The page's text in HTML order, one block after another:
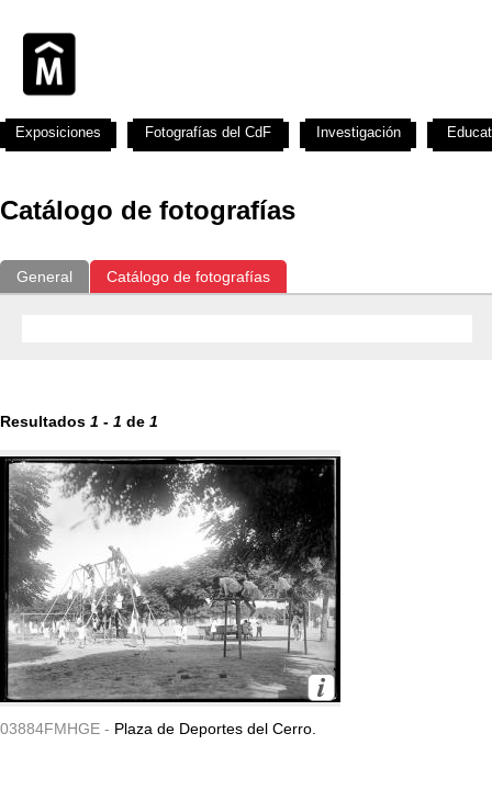
Catálogo de fotografías
General Catálogo de fotografías
Resultados 1 - 1 de 1
03884FMHGE - Plaza de Deportes del Cerro.
Exposiciones Fotografías del CdF Investigación